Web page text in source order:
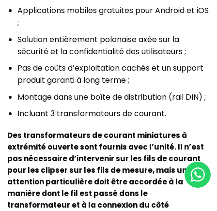
Applications mobiles gratuites pour Android et iOS
;
Solution entièrement polonaise axée sur la
sécurité et la confidentialité des utilisateurs ;
Pas de coûts d’exploitation cachés et un support
produit garanti à long terme ;
Montage dans une boîte de distribution (rail DIN) ;
Incluant 3 transformateurs de courant.
Des transformateurs de courant miniatures à
extrémité ouverte sont fournis avec l’unité. Il n’est
pas nécessaire d’intervenir sur les fils de courant
pour les clipser sur les fils de mesure, mais une
attention particulière doit être accordée à la
manière dont le fil est passé dans le
transformateur et à la connexion du côté